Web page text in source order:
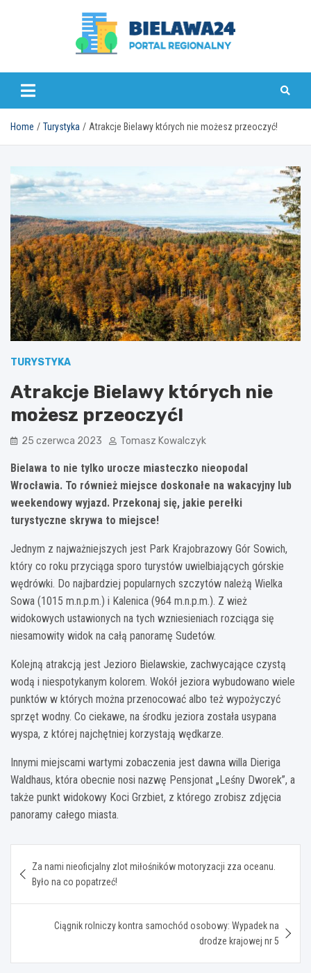
bielawa24.pl
Home Turystyka Atrakcje Bielawy których nie możesz przeoczyć!
TURYSTYKA
Atrakcje Bielawy których nie
możesz przeoczyć!
25 czerwca 2023 Tomasz Kowalczyk
Bielawa to nie tylko urocze miasteczko nieopodal
Wrocławia. To również miejsce doskonałe na wakacyjny lub
weekendowy wyjazd. Przekonaj się, jakie perełki
turystyczne skrywa to miejsce!
Jednym z najważniejszych jest Park Krajobrazowy Gór Sowich,
który co roku przyciąga sporo turystów uwielbiających górskie
wędrówki. Do najbardziej popularnych szczytów należą Wielka
Sowa (1015 m.n.p.m.) i Kalenica (964 m.n.p.m.). Z wież
widokowych ustawionych na tych wzniesieniach rozciąga się
niesamowity widok na całą panoramę Sudetów.
Kolejną atrakcją jest Jezioro Bielawskie, zachwycające czystą
wodą i niespotykanym kolorem. Wokół jeziora wybudowano wiele
punktów w których można przenocować albo też wypożyczyć
sprzęt wodny. Co ciekawe, na środku jeziora została usypana
wyspa, z której najchętniej korzystają wędkarze.
Innymi miejscami wartymi zobaczenia jest dawna willa Dieriga
Waldhaus, która obecnie nosi nazwę Pensjonat „Leśny Dworek”, a
także punkt widokowy Koci Grzbiet, z którego zrobisz zdjęcia
panoramy całego miasta.
wpisu
Za nami nieoficjalny zlot miłośników motoryzacji zza oceanu.
Było na co popatrzeć!
Ciągnik rolniczy kontra samochód osobowy: Wypadek na
drodze krajowej nr 5